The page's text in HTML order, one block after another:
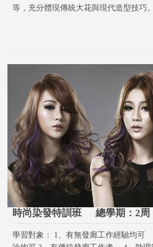
等，充分體現傳統大花與現代造型技巧。
時尚染發特訓班 總學期：2周
學習對象： 1、有無發廊工作經驗均